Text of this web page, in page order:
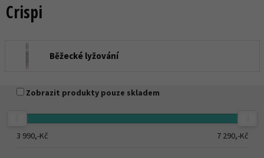
Crispi
Běžecké lyžování
Zobrazit produkty pouze skladem
3 990,-Kč 7 290,-Kč